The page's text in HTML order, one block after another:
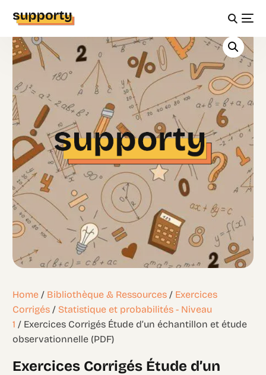
Home / Bibliothèque & Ressources / Exercices
Corrigés / Statistique et probabilités - Niveau
1 / Exercices Corrigés Étude d’un échantillon et étude
observationnelle (PDF)
Exercices Corrigés Étude d’un